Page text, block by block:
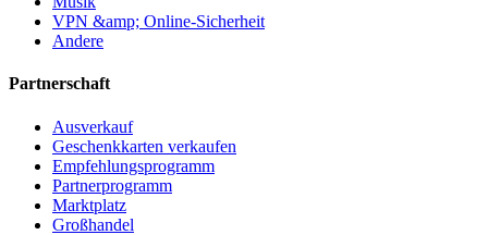
VPN &amp; Online-Sicherheit
Andere
Partnerschaft
Ausverkauf
Geschenkkarten verkaufen
Empfehlungsprogramm
Partnerprogramm
Marktplatz
Großhandel